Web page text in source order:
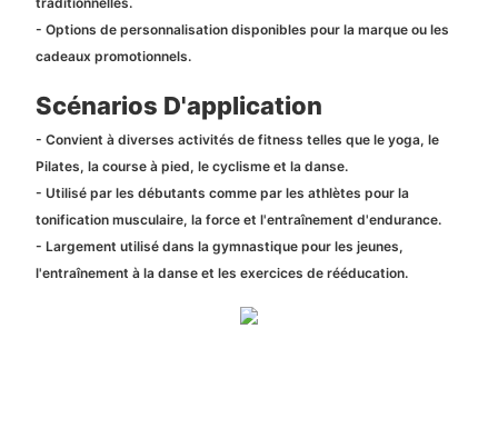
- Options de personnalisation disponibles pour la marque ou les
cadeaux promotionnels.
Scénarios D'application
- Convient à diverses activités de fitness telles que le yoga, le
Pilates, la course à pied, le cyclisme et la danse.
- Utilisé par les débutants comme par les athlètes pour la
tonification musculaire, la force et l'entraînement d'endurance.
- Largement utilisé dans la gymnastique pour les jeunes,
l'entraînement à la danse et les exercices de rééducation.